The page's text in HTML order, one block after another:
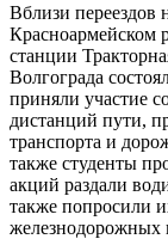
Вблизи переездов
Красноармейском
станции
Волгограда
приняли участие
дистанций пути,
транспорта и
также студенты
акций раздали
также попросили
железнодорожных